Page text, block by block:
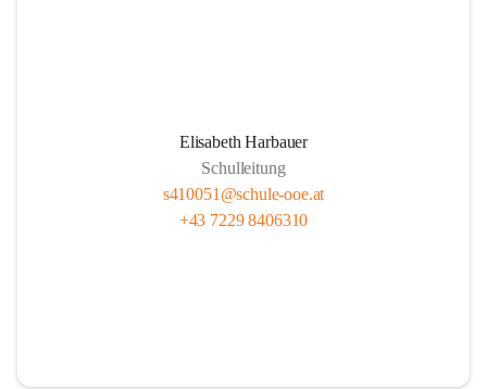
Elisabeth Harbauer
Schulleitung
s410051@schule-ooe.at
+43 7229 8406310